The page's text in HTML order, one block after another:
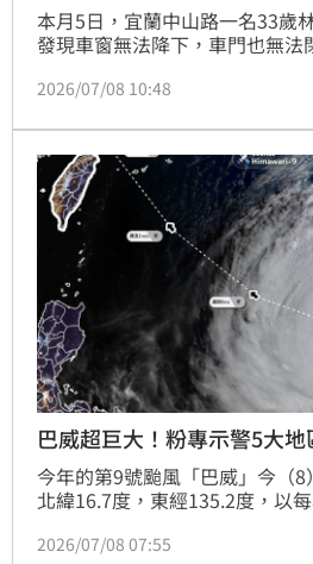
本月5日，宜蘭中山路一名33歲
發現車窗無法降下，車門也無法
兵模式」，驚見一名推著助行器
示「阿北你怎麼可以這麼狠，我
識」。
2026/07/08 10:48
巴威超巨大！粉專示警5大
今年的第9號颱風「巴威」今（
北緯16.7度，東經135.2度，以
巴威颱風相當巨大，全台都將有
2026/07/08 07:55